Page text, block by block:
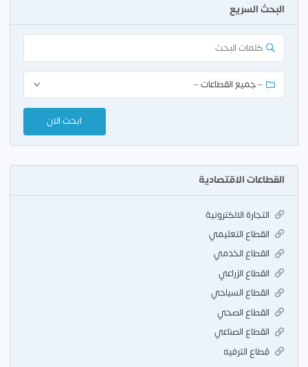
البحث السريع
القطاعات الاقتصادية
التجارة الالكترونية
القطاع التعليمي
القطاع الخدمي
القطاع الزراعي
القطاع السياحي
القطاع الصحي
القطاع الصناعي
قطاع الترفيه